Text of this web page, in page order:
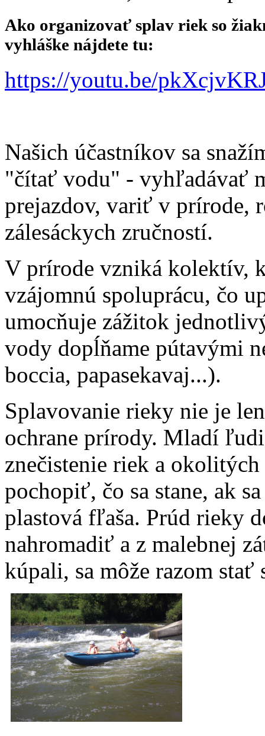
Ako organizovať splav riek so
vyhláške nájdete tu:
https://youtu.be/
Našich účastníkov sa
"čítať vodu" - vyhľadávať
prejazdov, variť v prírode,
zálesáckych zručností.
V prírode vzniká kolektív,
vzájomnú spoluprácu, čo
umocňuje zážitok
vody dopĺňame pútavými
boccia, papasekavaj...).
Splavovanie rieky nie je
ochrane prírody. Mladí
znečistenie riek a
pochopiť, čo sa stane, ak
plastová fľaša. Prúd rieky
nahromadiť a z malebnej
kúpali, sa môže razom stať